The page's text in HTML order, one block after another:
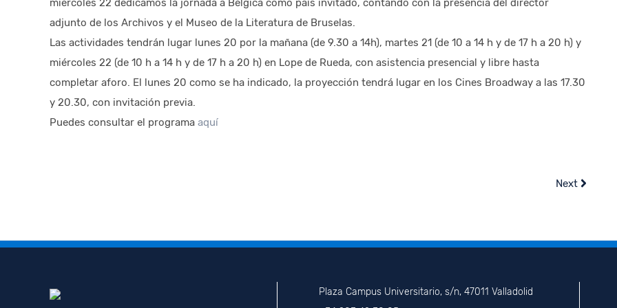
miércoles 22 dedicamos la jornada a Bélgica como país invitado, contando con la presencia del director
adjunto de los Archivos y el Museo de la Literatura de Bruselas.
Las actividades tendrán lugar lunes 20 por la mañana (de 9.30 a 14h), martes 21 (de 10 a 14 h y de 17 h a 20 h) y
miércoles 22 (de 10 h a 14 h y de 17 h a 20 h) en Lope de Rueda, con asistencia presencial y libre hasta
completar aforo. El lunes 20 como se ha indicado, la proyección tendrá lugar en los Cines Broadway a las 17.30
y 20.30, con invitación previa.
Puedes consultar el programa aquí
Next
Plaza Campus Universitario, s/n, 47011 Valladolid